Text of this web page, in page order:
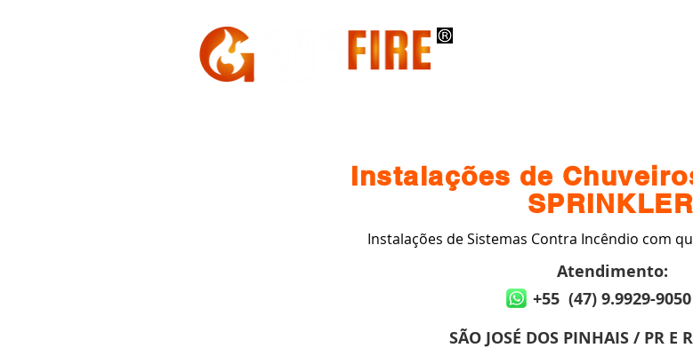
Instalações de
Instalações de Sistemas Contra Incêndio com
Atendimento:
+55 (47) 9.9929-9050
SÃO JOSÉ DOS PINHAIS / PR E